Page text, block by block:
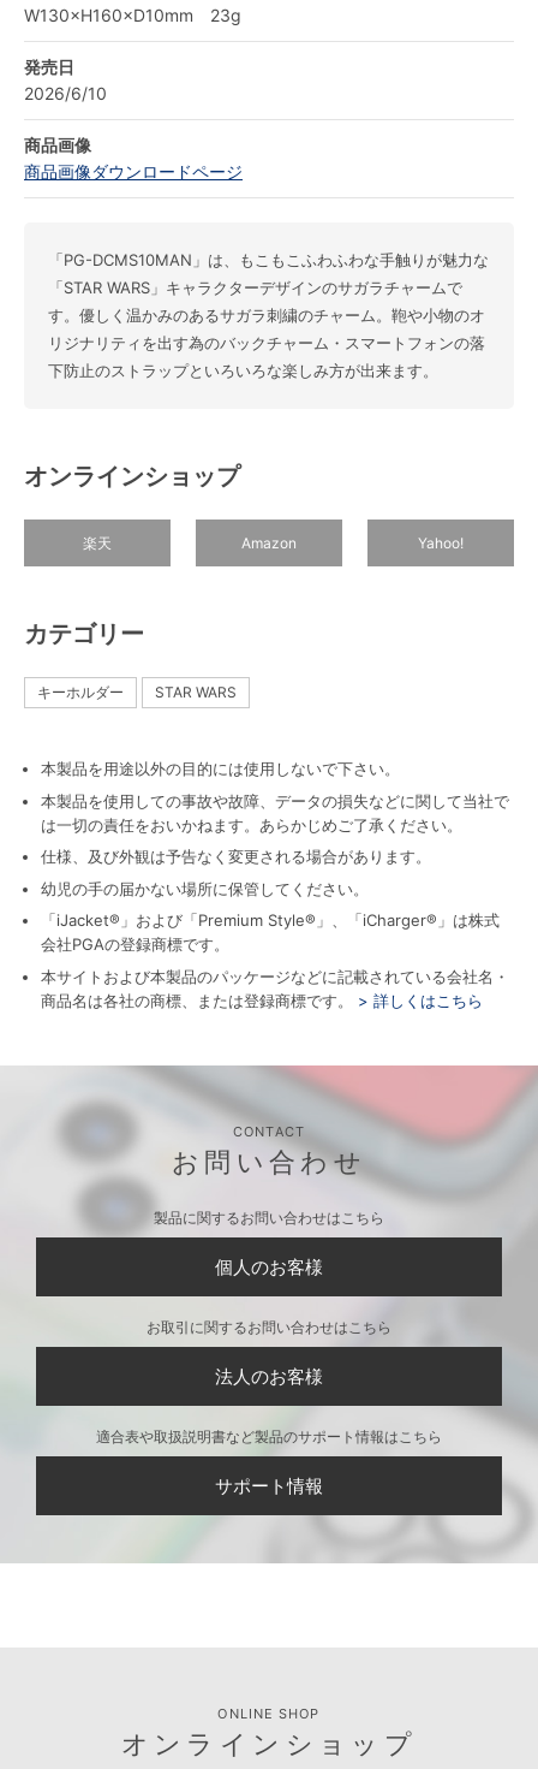
W130×H160×D10mm 23g
発売日
2026/6/10
商品画像
商品画像ダウンロードページ
「PG-DCMS10MAN」は、もこもこふわふわな手触りが魅力な
「STAR WARS」キャラクターデザインのサガラチャームで
す。優しく温かみのあるサガラ刺繍のチャーム。鞄や小物のオ
リジナリティを出す為のバックチャーム・スマートフォンの落
下防止のストラップといろいろな楽しみ方が出来ます。
オンラインショップ
楽天 Amazon Yahoo!
カテゴリー
キーホルダー STAR WARS
本製品を用途以外の目的には使用しないで下さい。
本製品を使用しての事故や故障、データの損失などに関して当社で
は一切の責任をおいかねます。あらかじめご了承ください。
仕様、及び外観は予告なく変更される場合があります。
幼児の手の届かない場所に保管してください。
「iJacket®」および「Premium Style®」、「iCharger®」は株式
会社PGAの登録商標です。
本サイトおよび本製品のパッケージなどに記載されている会社名・
商品名は各社の商標、または登録商標です。
> 詳しくはこちら
CONTACT
お問い合わせ
製品に関するお問い合わせはこちら
個人のお客様
お取引に関するお問い合わせはこちら
法人のお客様
適合表や取扱説明書など製品のサポート情報はこちら
サポート情報
ONLINE SHOP
オンラインショップ